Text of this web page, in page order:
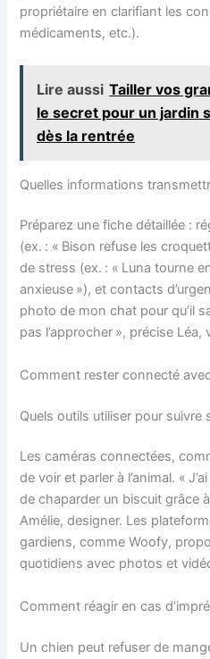
propriétaire en clarifiant les
médicaments, etc.).
Lire aussi Tailler vos
le secret pour un jardin
dès la rentrée
Quelles informations
Préparez une fiche détaillée :
(ex. : « Bison refuse les
de stress (ex. : « Luna tourne
anxieuse »), et contacts
photo de mon chat pour qu’il
pas l’approcher », précise Léa,
Comment rester connecté
Quels outils utiliser pour
Les caméras connectées,
de voir et parler à l’animal. «
de chaparder un biscuit grâce
Amélie, designer. Les
gardiens, comme Woofy,
quotidiens avec photos et
Comment réagir en cas
Un chien peut refuser de